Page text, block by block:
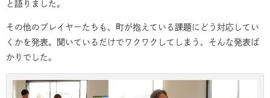
と語りました。
その他のプレイヤーたちも、町が抱えている課題にどう対応してい
くかを発表。聞いているだけでワクワクしてしまう、そんな発表ば
かりでした。